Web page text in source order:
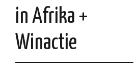
in Afrika +
Winactie